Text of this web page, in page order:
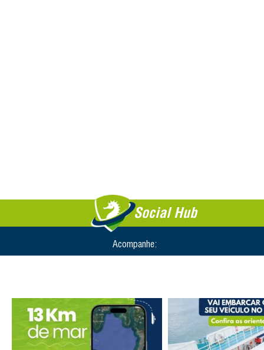
Social Hub
Acompanhe: